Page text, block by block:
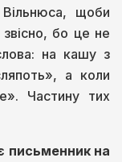
щоби
бо це не
на кашу з
а коли
Частину тих
письменник на